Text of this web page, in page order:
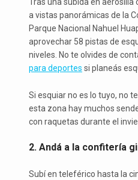
a vistas panorámicas de la
Parque Nacional Nahuel
aprovechar 58 pistas de
niveles. No te olvides de
para deportes si planeás
Si esquiar no es lo tuyo, no
esta zona hay muchos
con raquetas durante el
2. Andá a la confitería
Subí en teleférico hasta la